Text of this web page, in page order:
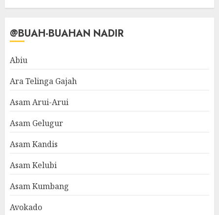
@BUAH-BUAHAN NADIR
Abiu
Ara Telinga Gajah
Asam Arui-Arui
Asam Gelugur
Asam Kandis
Asam Kelubi
Asam Kumbang
Avokado